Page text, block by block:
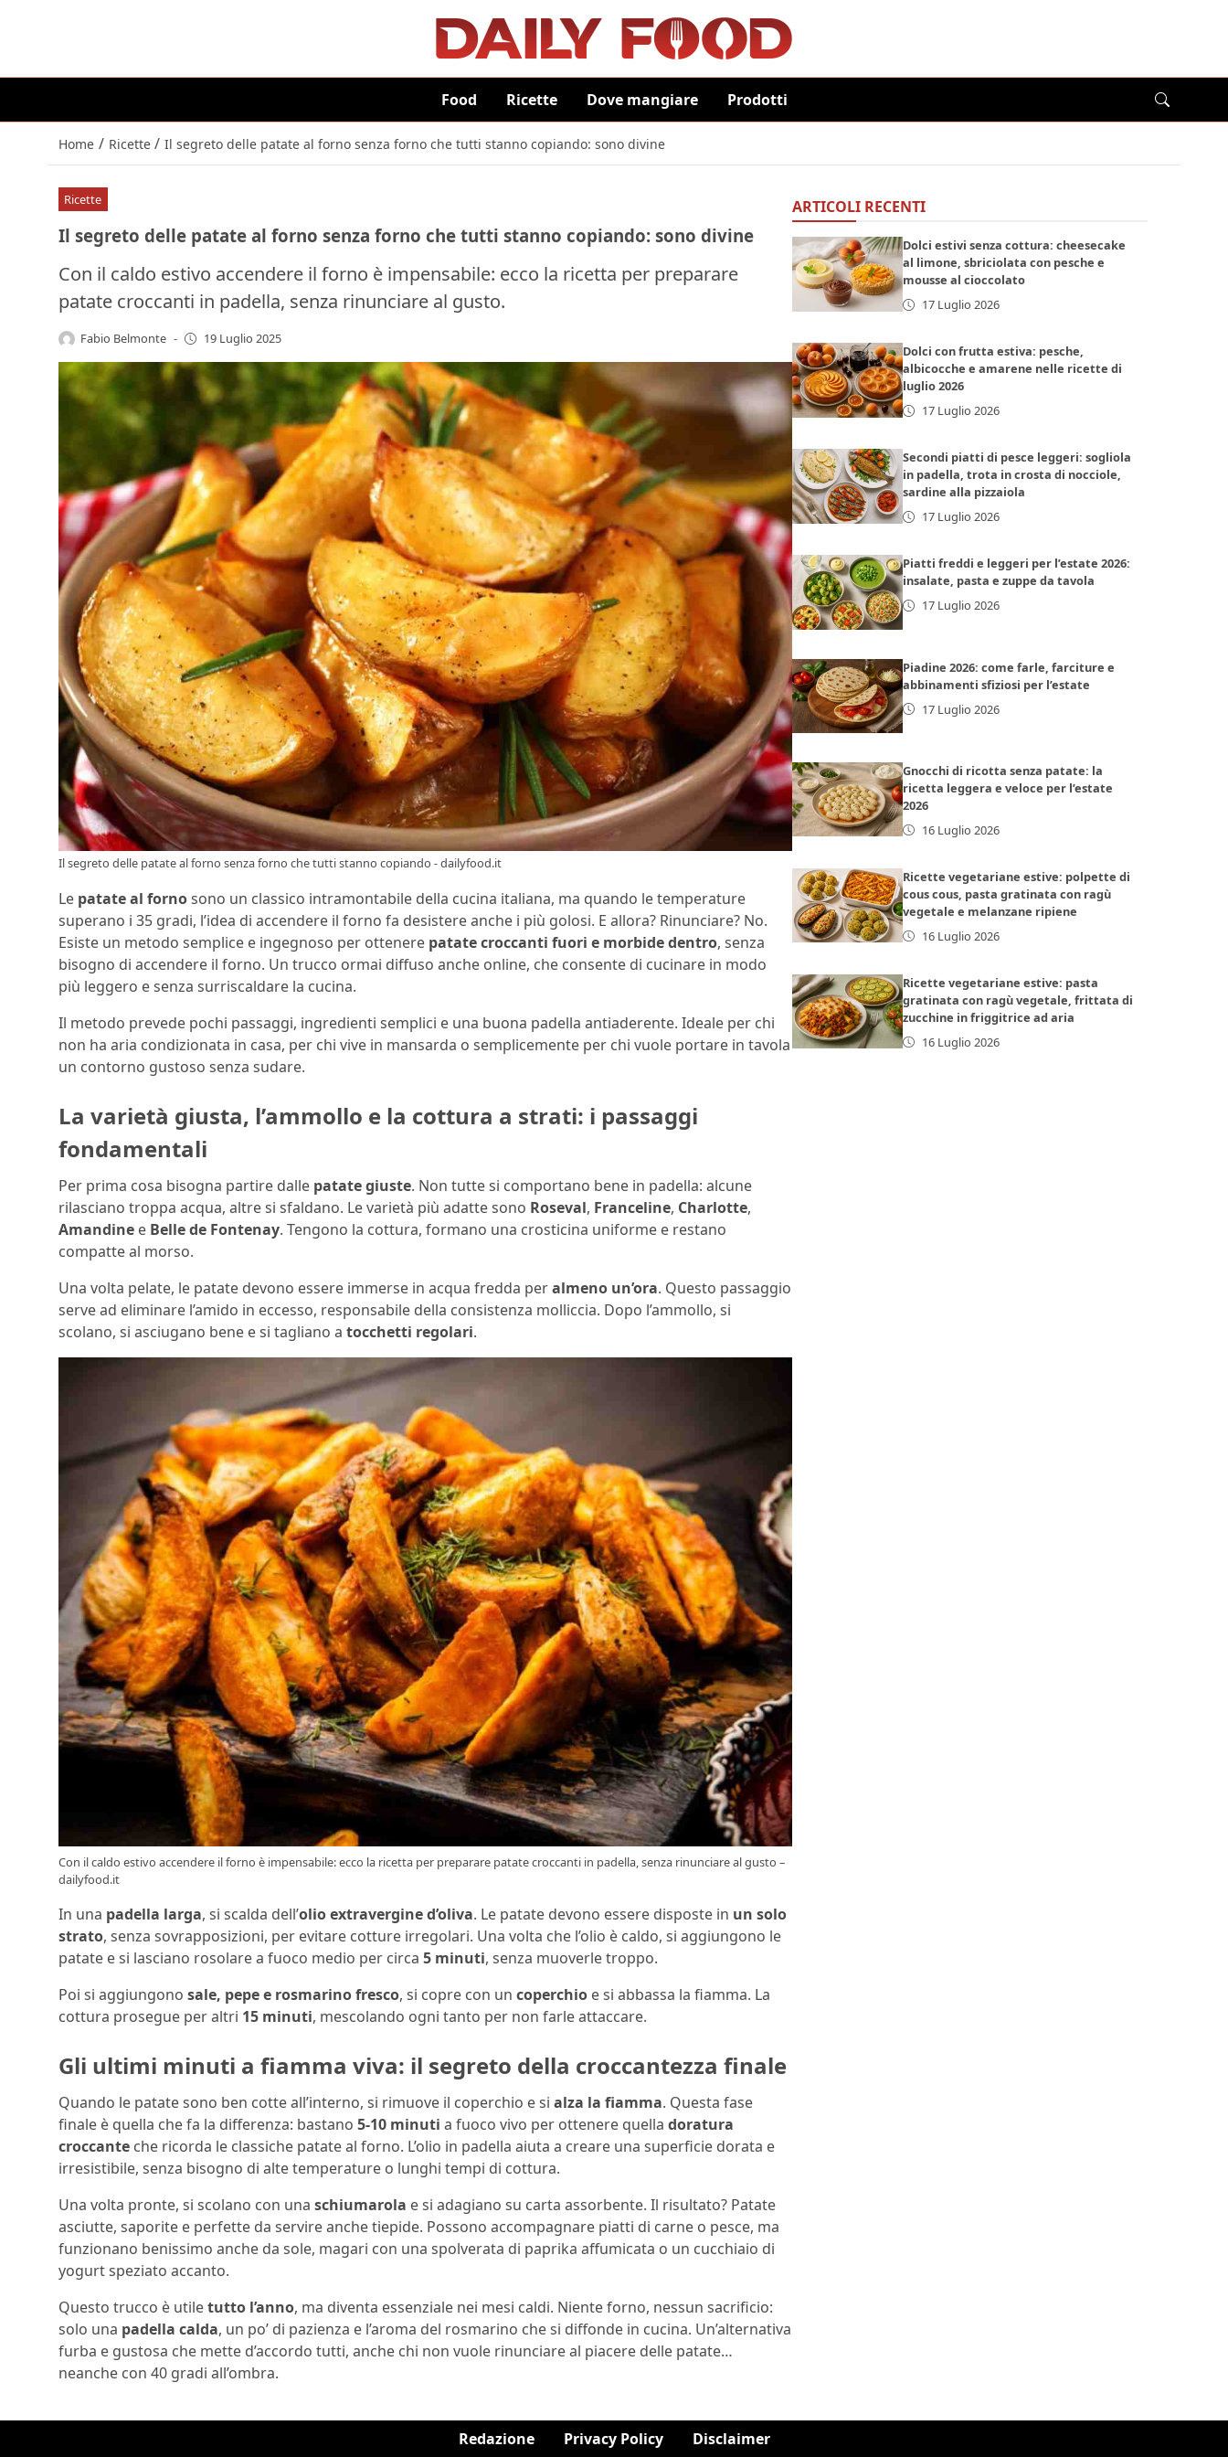
Food Ricette Dove mangiare Prodotti
Home / Ricette / Il segreto delle patate al forno senza forno che tutti stanno copiando: sono divine
Ricette
Il segreto delle patate al forno senza forno che tutti stanno copiando: sono divine
Con il caldo estivo accendere il forno è impensabile: ecco la ricetta per preparare
patate croccanti in padella, senza rinunciare al gusto.
Fabio Belmonte - 19 Luglio 2025
Il segreto delle patate al forno senza forno che tutti stanno copiando - dailyfood.it
Le patate al fornosono un classico intramontabile della cucina italiana, ma quando le temperature
superano i 35 gradi, l’idea di accendere il forno fa desistere anche i più golosi. E allora? Rinunciare? No.
Esiste un metodo semplice e ingegnoso per ottenere patate croccanti fuori e morbide dentro, senza
bisogno di accendere il forno. Un trucco ormai diffuso anche online, che consente di cucinare in modo
più leggero e senza surriscaldare la cucina.
Il metodo prevede pochi passaggi, ingredienti semplici e una buona padella antiaderente. Ideale per chi
non ha aria condizionata in casa, per chi vive in mansarda o semplicemente per chi vuole portare in tavola
un contorno gustoso senza sudare.
La varietà giusta, l’ammollo e la cottura a strati: i passaggi
fondamentali
Per prima cosa bisogna partire dalle patate giuste. Non tutte si comportano bene in padella: alcune
rilasciano troppa acqua, altre si sfaldano. Le varietà più adatte sono Roseval, Franceline, Charlotte,
Amandine e Belle de Fontenay. Tengono la cottura, formano una crosticina uniforme e restano
compatte al morso.
Una volta pelate, le patate devono essere immerse in acqua fredda peralmeno un’ora. Questo passaggio
serve ad eliminare l’amido in eccesso, responsabile della consistenza molliccia. Dopo l’ammollo, si
scolano, si asciugano bene e si tagliano a tocchetti regolari.
Con il caldo estivo accendere il forno è impensabile: ecco la ricetta per preparare patate croccanti in padella, senza rinunciare al gusto –
dailyfood.it
In una padella larga, si scalda dell’olio extravergine d’oliva. Le patate devono essere disposte in un solo
strato, senza sovrapposizioni, per evitare cotture irregolari. Una volta che l’olio è caldo, si aggiungono le
patate e si lasciano rosolare a fuoco medio per circa 5 minuti, senza muoverle troppo.
Poi si aggiungono sale, pepe e rosmarino fresco, si copre con un coperchio e si abbassa la fiamma. La
cottura prosegue per altri 15 minuti, mescolando ogni tanto per non farle attaccare.
Gli ultimi minuti a fiamma viva: il segreto della croccantezza finale
Quando le patate sono ben cotte all’interno, si rimuove il coperchio e si alza la fiamma. Questa fase
finale è quella che fa la differenza: bastano 5-10 minuti a fuoco vivo per ottenere quella doratura
croccante che ricorda le classiche patate al forno. L’olio in padella aiuta a creare una superficie dorata e
irresistibile, senza bisogno di alte temperature o lunghi tempi di cottura.
Una volta pronte, si scolano con una schiumarola e si adagiano su carta assorbente. Il risultato? Patate
asciutte, saporite e perfette da servire anche tiepide. Possono accompagnare piatti di carne o pesce, ma
funzionano benissimo anche da sole, magari con una spolverata di paprika affumicata o un cucchiaio di
yogurt speziato accanto.
Questo trucco è utiletutto l’anno, ma diventa essenziale nei mesi caldi. Niente forno, nessun sacrificio:
solo una padella calda, un po’ di pazienza e l’aroma del rosmarino che si diffonde in cucina. Un’alternativa
furba e gustosa che mette d’accordo tutti, anche chi non vuole rinunciare al piacere delle patate…
neanche con 40 gradi all’ombra.
ARTICOLI RECENTI
Dolci estivi senza cottura: cheesecake
al limone, sbriciolata con pesche e
mousse al cioccolato
17 Luglio 2026
Dolci con frutta estiva: pesche,
albicocche e amarene nelle ricette di
luglio 2026
17 Luglio 2026
Secondi piatti di pesce leggeri: sogliola
in padella, trota in crosta di nocciole,
sardine alla pizzaiola
17 Luglio 2026
Piatti freddi e leggeri per l’estate 2026:
insalate, pasta e zuppe da tavola
17 Luglio 2026
Piadine 2026: come farle, farciture e
abbinamenti sfiziosi per l’estate
17 Luglio 2026
Gnocchi di ricotta senza patate: la
ricetta leggera e veloce per l’estate
2026
16 Luglio 2026
Ricette vegetariane estive: polpette di
cous cous, pasta gratinata con ragù
vegetale e melanzane ripiene
16 Luglio 2026
Ricette vegetariane estive: pasta
gratinata con ragù vegetale, frittata di
zucchine in friggitrice ad aria
16 Luglio 2026
Redazione Privacy Policy Disclaimer